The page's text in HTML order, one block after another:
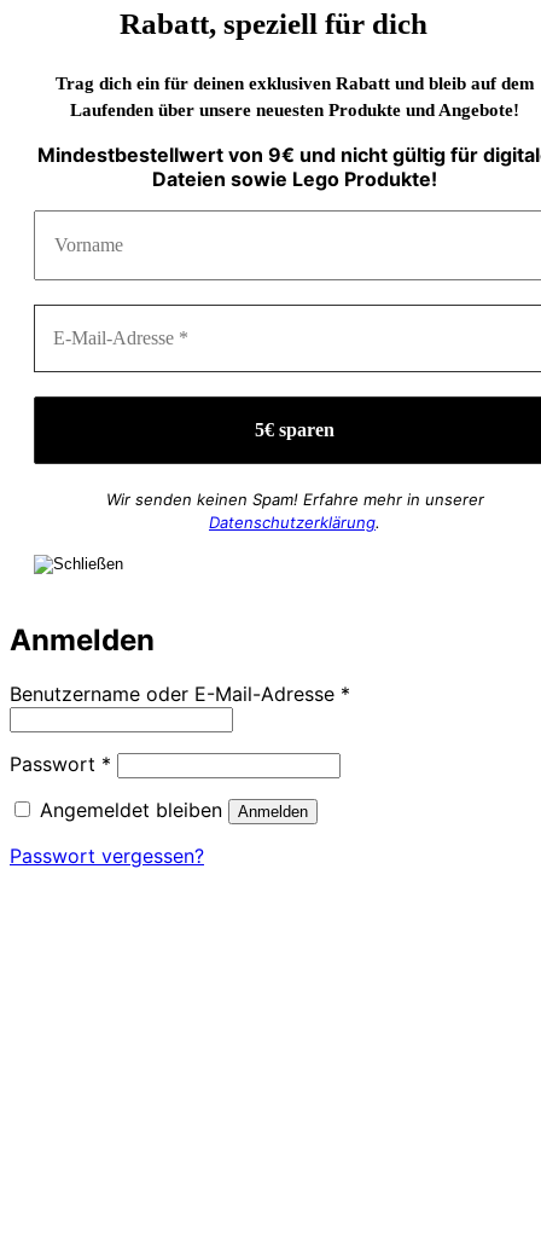
Rabatt, speziell für dich
Trag dich ein für deinen exklusiven Rabatt und bleib auf dem
Laufenden über unsere neuesten Produkte und Angebote!
Mindestbestellwert von 9€ und nicht gültig für
Dateien sowie Lego Produkte!
Wir senden keinen Spam! Erfahre mehr in unserer
Datenschutzerklärung.
Anmelden
Benutzername oder E-Mail-Adresse *
Passwort * Erforderlich
Angemeldet bleiben
Anmelden
Passwort vergessen?